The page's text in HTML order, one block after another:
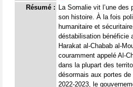
Résumé : La Somalie vit l’une des
son histoire. À la fois
humanitaire et
déstabilisation bénéficie
Harakat al-Chabab al-
couramment appelé Al-
dans la plupart des
désormais aux portes
2022-2023, le